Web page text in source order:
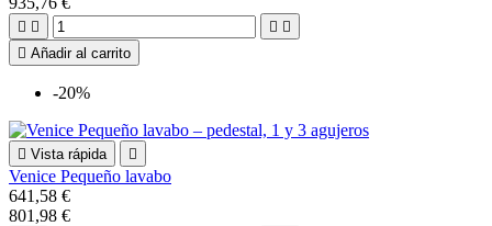
   
 Añadir al carrito
-20%
 Vista rápida 
Venice Pequeño lavabo
641,58 €
801,98 €